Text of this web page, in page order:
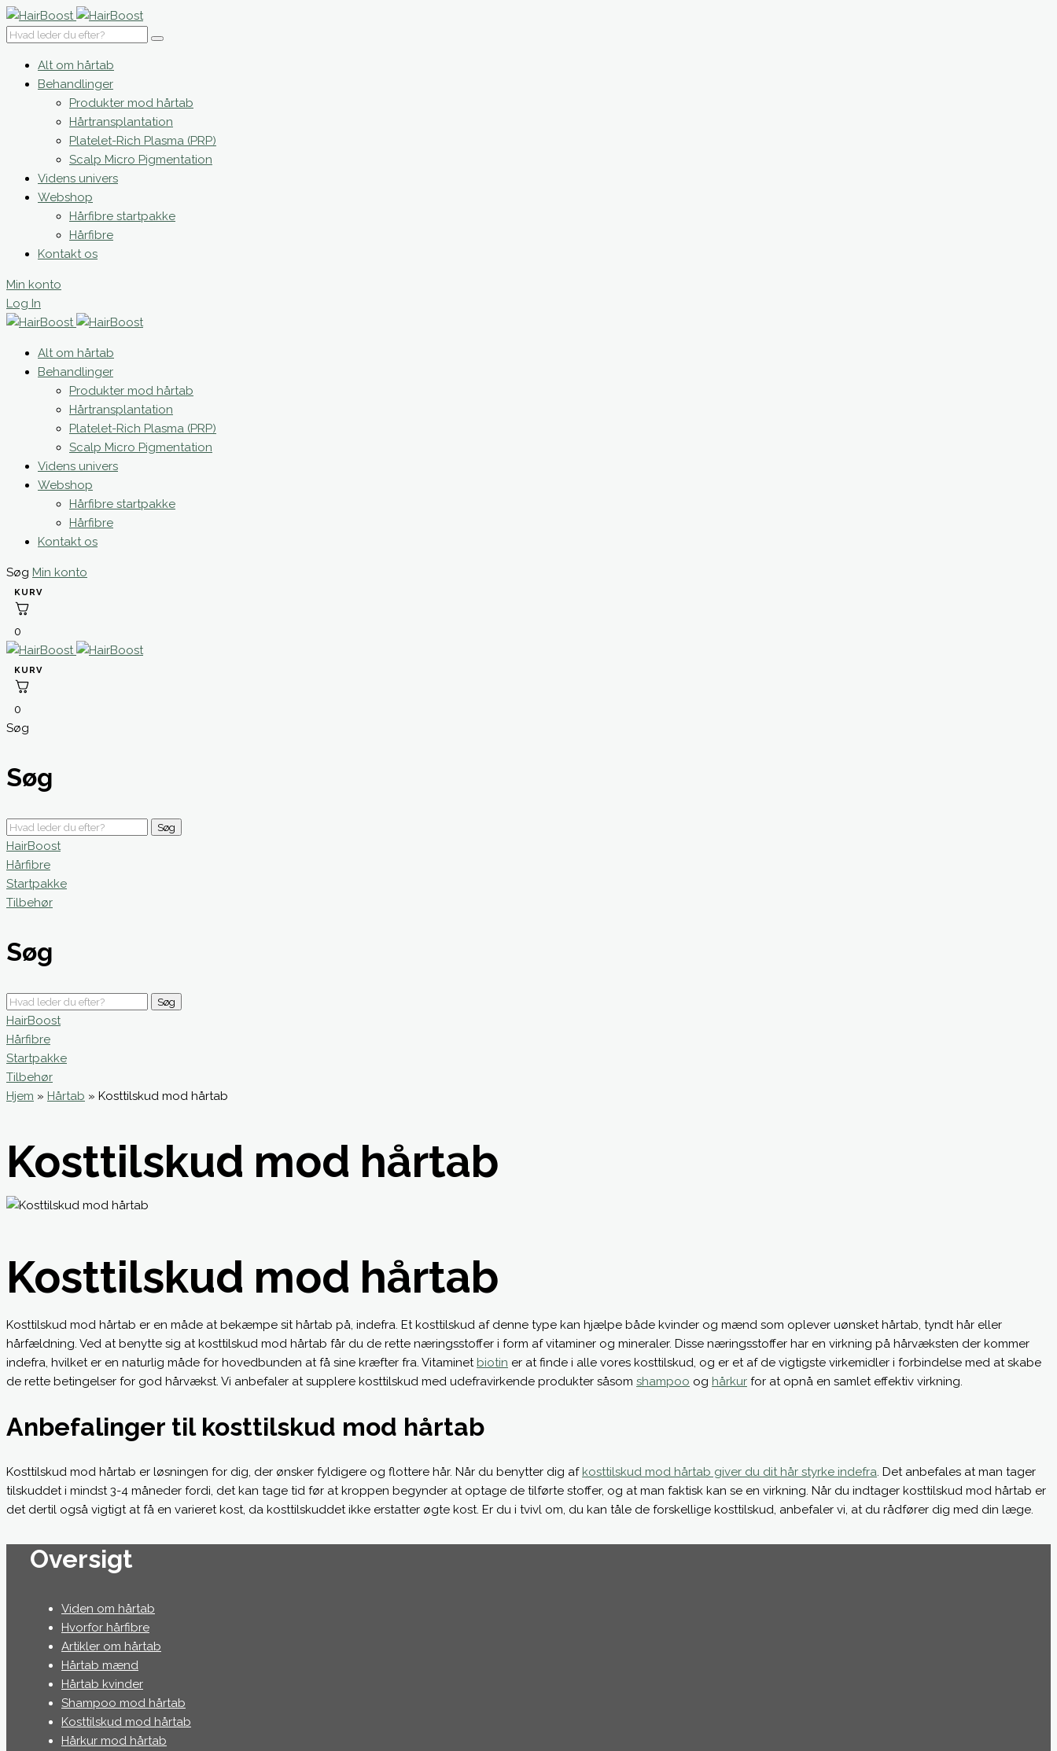
Alt om hårtab
Behandlinger
Produkter mod hårtab
Hårtransplantation
Platelet-Rich Plasma (PRP)
Scalp Micro Pigmentation
Videns univers
Webshop
Hårfibre startpakke
Hårfibre
Kontakt os
Min konto
Log In
Alt om hårtab
Behandlinger
Produkter mod hårtab
Hårtransplantation
Platelet-Rich Plasma (PRP)
Scalp Micro Pigmentation
Videns univers
Webshop
Hårfibre startpakke
Hårfibre
Kontakt os
Søg Min konto
0
0
Søg
Søg
Søg
HairBoost
Hårfibre
Startpakke
Tilbehør
Søg
Søg
HairBoost
Hårfibre
Startpakke
Tilbehør
Hjem » Hårtab » Kosttilskud mod hårtab
Kosttilskud mod hårtab
Kosttilskud mod hårtab
Kosttilskud mod hårtab er en måde at bekæmpe sit hårtab på, indefra. Et kosttilskud af denne type kan hjælpe både kvinder og mænd som oplever uønsket hårtab, tyndt hår eller
hårfældning. Ved at benytte sig at kosttilskud mod hårtab får du de rette næringsstoffer i form af vitaminer og mineraler. Disse næringsstoffer har en virkning på hårvæksten der kommer
indefra, hvilket er en naturlig måde for hovedbunden at få sine kræfter fra. Vitaminet biotin er at finde i alle vores kosttilskud, og er et af de vigtigste virkemidler i forbindelse med at skabe
de rette betingelser for god hårvækst. Vi anbefaler at supplere kosttilskud med udefravirkende produkter såsom shampoo og hårkur for at opnå en samlet effektiv virkning.
Anbefalinger til kosttilskud mod hårtab
Kosttilskud mod hårtab er løsningen for dig, der ønsker fyldigere og flottere hår. Når du benytter dig af kosttilskud mod hårtab giver du dit hår styrke indefra. Det anbefales at man tager
tilskuddet i mindst 3-4 måneder fordi, det kan tage tid før at kroppen begynder at optage de tilførte stoffer, og at man faktisk kan se en virkning. Når du indtager kosttilskud mod hårtab er
det dertil også vigtigt at få en varieret kost, da kosttilskuddet ikke erstatter øgte kost. Er du i tvivl om, du kan tåle de forskellige kosttilskud, anbefaler vi, at du rådfører dig med din læge.
Oversigt
Viden om hårtab
Hvorfor hårfibre
Artikler om hårtab
Hårtab mænd
Hårtab kvinder
Shampoo mod hårtab
Kosttilskud mod hårtab
Hårkur mod hårtab